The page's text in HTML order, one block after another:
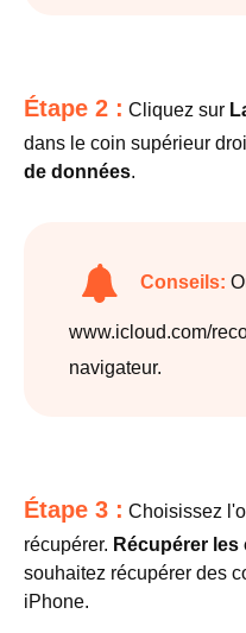
Étape 2 : Cliquez sur
dans le coin supérieur
de données.
Conseils:
www.icloud.com/
navigateur.
Étape 3 : Choisissez
récupérer. Récupérer
souhaitez récupérer des
iPhone.